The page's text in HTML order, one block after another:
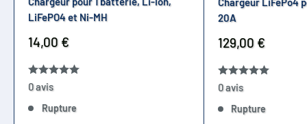
LiFePO4 et Ni-MH
Prix
réduit
14,00 €
0 avis
Rupture
20A
Prix
réduit
129,00 €
0 avis
Rupture